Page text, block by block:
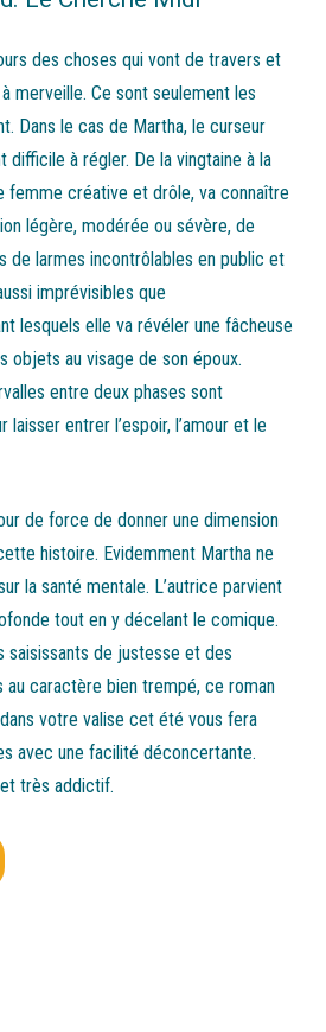
des choses qui vont de travers et
merveille. Ce sont seulement les
Dans le cas de Martha, le curseur
difficile à régler. De la vingtaine à la
femme créative et drôle, va connaître
légère, modérée ou sévère, de
de larmes incontrôlables en public et
imprévisibles que
lesquels elle va révéler une fâcheuse
objets au visage de son époux.
entre deux phases sont
laisser entrer l’espoir, l’amour et le
de force de donner une dimension
histoire. Evidemment Martha ne
la santé mentale. L’autrice parvient
tout en y décelant le comique.
saisissants de justesse et des
au caractère bien trempé, ce roman
votre valise cet été vous fera
avec une facilité déconcertante.
très addictif.